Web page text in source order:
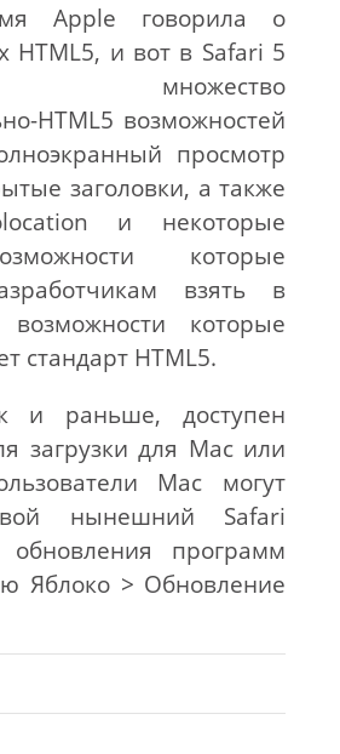
Apple говорила о
HTML5, и вот в Safari 5
множество
HTML5 возможностей
просмотр
заголовки, а также
и некоторые
которые
взять в
которые
стандарт HTML5.
и раньше, доступен
загрузки для Mac или
Mac могут
нынешний Safari
обновления программ
Яблоко > Обновление